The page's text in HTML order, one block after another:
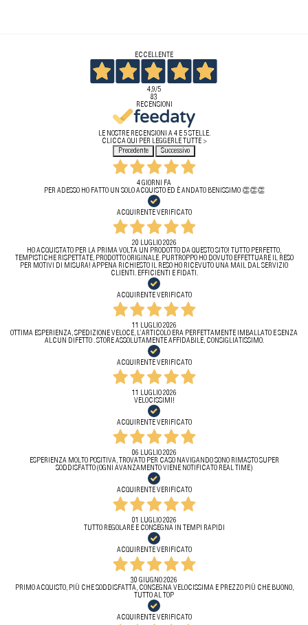
ECCELLENTE
4,9/5
83
RECENSIONI
LE NOSTRE RECENSIONI A 4 E 5 STELLE.
CLICCA QUI PER LEGGERLE TUTTE >
Precedente
Successivo
4 GIORNI FA
PER ADESSO HO FATTO UN SOLO ACQUISTO ED È ANDATO BENISSIMO 👏👏👏
ACQUIRENTE VERIFICATO
20 LUGLIO 2026
HO ACQUISTATO PER LA PRIMA VOLTA UN PRODOTTO DA QUESTO SITO! TUTTO PERFETTO,
TEMPISTICHE RISPETTATE, PRODOTTO ORIGINALE. PURTROPPO HO DOVUTO EFFETTUARE IL RESO
PER MOTIVI DI MISURA! APPENA RICHIESTO IL RESO HO RICEVUTO UNA MAIL DAL SERVIZIO
CLIENTI. EFFICIENTI E FIDATI.
ACQUIRENTE VERIFICATO
11 LUGLIO 2026
OTTIMA ESPERIENZA, SPEDIZIONE VELOCE, L’ARTICOLO ERA PERFETTAMENTE IMBALLATO E SENZA
ALCUN DIFETTO . STORE ASSOLUTAMENTE AFFIDABILE, CONSIGLIATISSIMO.
ACQUIRENTE VERIFICATO
11 LUGLIO 2026
VELOCISSIMI!
ACQUIRENTE VERIFICATO
06 LUGLIO 2026
ESPERIENZA MOLTO POSITIVA, TROVATO PER CASO NAVIGANDO SONO RIMASTO SUPER
SODDISFATTO (OGNI AVANZAMENTO VIENE NOTIFICATO REAL TIME)
ACQUIRENTE VERIFICATO
01 LUGLIO 2026
TUTTO REGOLARE E CONSEGNA IN TEMPI RAPIDI
ACQUIRENTE VERIFICATO
30 GIUGNO 2026
PRIMO ACQUISTO, PIÙ CHE SODDISFATTA, CONSEGNA VELOCISSIMA E PREZZO PIÙ CHE BUONO,
TUTTO AL TOP
ACQUIRENTE VERIFICATO